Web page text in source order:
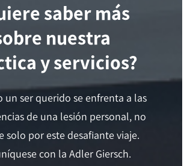
saber más
nuestra
y servicios?
un ser querido se enfrenta a las
de una lesión personal, no
solo por este desafiante viaje.
con la Adler Giersch.